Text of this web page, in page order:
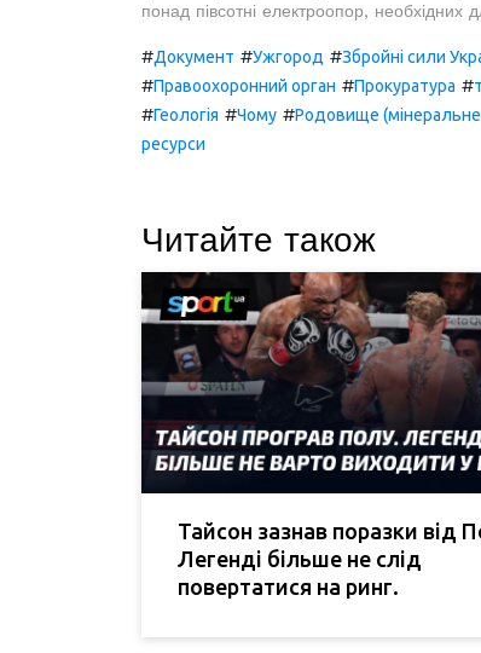
понад півсотні електроопор, необхідних
#Документ #Ужгород #Збройні сили
#Правоохоронний орган #Прокуратура #
#Геологія #Чому #Родовище
ресурси
Читайте також
Тайсон зазнав поразки від
Легенді більше не слід
повертатися на ринг.